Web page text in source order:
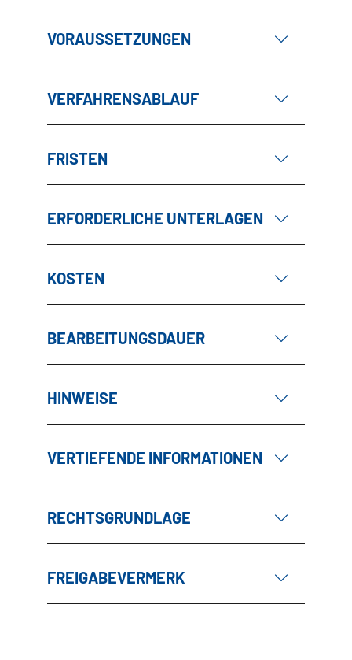
VORAUSSETZUNGEN
VERFAHRENSABLAUF
FRISTEN
ERFORDERLICHE UNTERLAGEN
KOSTEN
BEARBEITUNGSDAUER
HINWEISE
VERTIEFENDE INFORMATIONEN
RECHTSGRUNDLAGE
FREIGABEVERMERK